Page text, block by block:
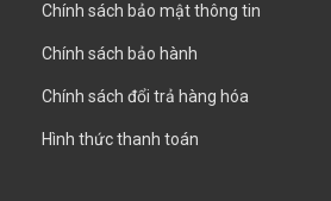
Chính sách bảo mật thông tin
Chính sách bảo hành
Chính sách đổi trả hàng hóa
Hình thức thanh toán